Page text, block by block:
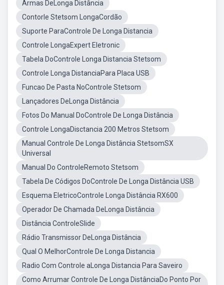
Armas DeLonga Distância
Contorle Stetsom LongaCordão
Suporte ParaControle De Longa Distancia
Controle LongaExpert Eletronic
Tabela DoControle Longa Distancia Stetsom
Controle Longa DistanciaPara Placa USB
Funcao De Pasta NoControle Stetsom
Lançadores DeLonga Distância
Fotos Do Manual DoControle De Longa Distância
Controle LongaDisctancia 200 Metros Stetsom
Manual Controle De Longa Distância StetsomSX
Universal
Manual Do ControleRemoto Stetsom
Tabela De Códigos DoControle De Longa Distância USB
Esquema EletricoControle Longa Distância RX600
Operador De Chamada DeLonga Distância
Distância ControleSlide
Rádio Transmissor DeLonga Distância
Qual O MelhorControle De Longa Distancia
Radio Com Controle aLonga Distancia Para Saveiro
Como Arrumar Controle De Longa DistânciaDo Ponto Por